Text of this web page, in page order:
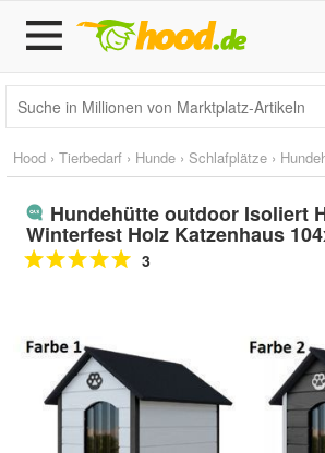
Hood › Tierbedarf › Hunde › Schlafplätze ›
Hundehütte outdoor Isoliert
Winterfest Holz Katzenhaus
3